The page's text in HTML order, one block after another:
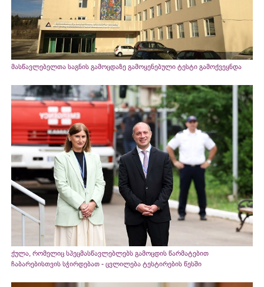
მასწავლებელთა საგნის გამოცდაზე გამოყენებული ტესტი გამოქვეყნდა
ქულა, რომელიც სპეცმასწავლებლებს გამოცდის წარმატებით
ჩაბარებისთვის სჭირდებათ - ცვლილება ტესტირების წესში